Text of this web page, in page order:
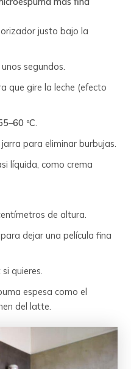
justo bajo la
segundos.
que gire la leche (efecto
ºC
para eliminar burbujas.
líquida, como crema
de altura.
dejar una película fina
quieres.
espesa como el
del latte.